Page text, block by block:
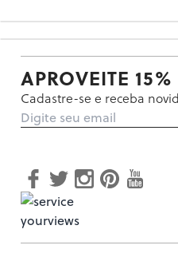
APROVEITE 15%
Cadastre-se e receba